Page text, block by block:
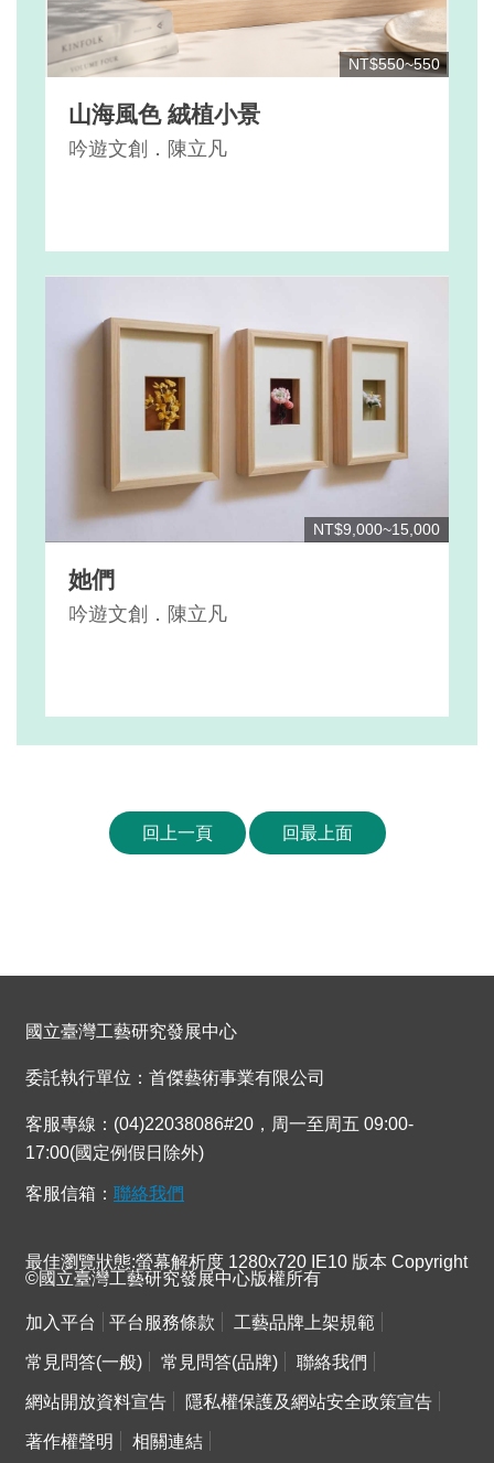
NT$550~550
山海風色 絨植小景
吟遊文創．陳立凡
NT$9,000~15,000
她們
吟遊文創．陳立凡
回上一頁 回最上面
國立臺灣工藝研究發展中心
委託執行單位：首傑藝術事業有限公司
客服專線：(04)22038086#20，周一至周五 09:00-
17:00(國定例假日除外)
客服信箱： 聯絡我們
最佳瀏覽狀態:螢幕解析度 1280x720 IE10 版本 Copyright
©國立臺灣工藝研究發展中心版權所有
加入平台 平台服務條款 工藝品牌上架規範
常見問答(一般) 常見問答(品牌) 聯絡我們
網站開放資料宣告 隱私權保護及網站安全政策宣告
著作權聲明 相關連結